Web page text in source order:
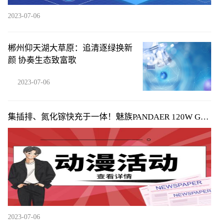
2023-07-06
郴州仰天湖大草原：追清逐绿换新
颜 协奏生态致富歌
2023-07-06
集插排、氮化镓快充于一体！魅族PANDAER 120W GaN
桌面充电站图赏
2023-07-06